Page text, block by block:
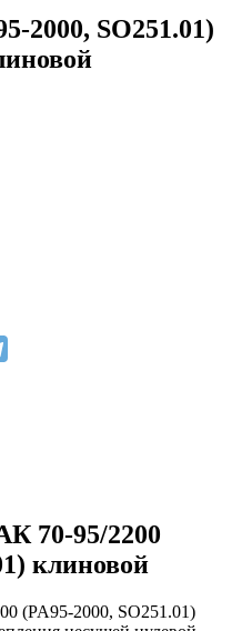
2000, SO251.01)
70-95/2200
клиновой
(PA95-2000, SO251.01)